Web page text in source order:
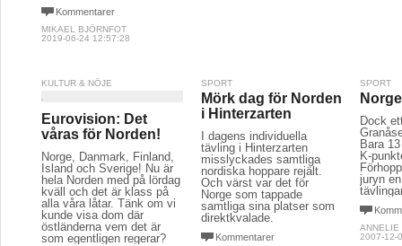
Kommentarer
MIKAEL BJÖRNFOT
2019-06-24 12:57:28
KULTUR & NÖJE
Eurovision: Det
våras för Norden!
Norge, Danmark, Finland,
Island och Sverige! Nu är
hela Norden med på lördag
kväll och det är klass på
alla våra låtar. Tänk om vi
kunde visa dom där
östländerna vem det är
som egentligen regerar?
SPORT
Mörk dag för Norden
i Hinterzarten
I dagens individuella
tävling i Hinterzarten
misslyckades samtliga
nordiska hoppare rejält.
Och värst var det för
Norge som tappade
samtliga sina platser som
direktkvalade.
Kommentarer
SPORT
Dock
Bara
K-
juryn
ANNELIE
2007-12-